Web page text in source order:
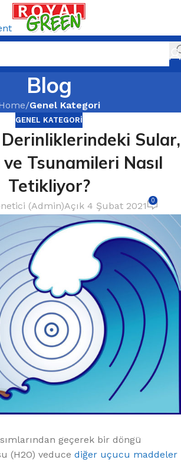
Blog
/Genel Kategori
GENEL KATEGORI
Derinliklerindeki Sular,
Tsunamileri Nasıl
Tetikliyor?
(Admin)Açık 4 Şubat 2021 0
geçerek bir döngü
(H2O) veduce diğer uçucu maddeler